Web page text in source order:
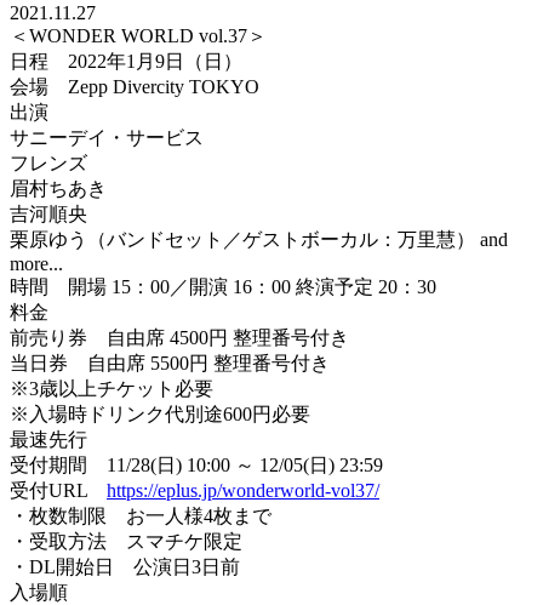
2021.11.27
＜WONDER WORLD vol.37＞
日程 2022年1月9日（日）
会場 Zepp Divercity TOKYO
出演
サニーデイ・サービス
フレンズ
眉村ちあき
吉河順央
栗原ゆう（バンドセット／ゲストボーカル：万里慧） and
more...
時間 開場 15：00／開演 16：00 終演予定 20：30
料金
前売り券 自由席 4500円 整理番号付き
当日券 自由席 5500円 整理番号付き
※3歳以上チケット必要
※入場時ドリンク代別途600円必要
最速先行
受付期間 11/28(日) 10:00 ～ 12/05(日) 23:59
受付URL https://eplus.jp/wonderworld-vol37/
・枚数制限 お一人様4枚まで
・受取方法 スマチケ限定
・DL開始日 公演日3日前
入場順